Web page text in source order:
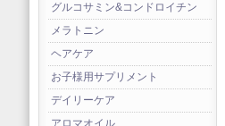
グルコサミン&コンドロイチン
メラトニン
ヘアケア
お子様用サプリメント
デイリーケア